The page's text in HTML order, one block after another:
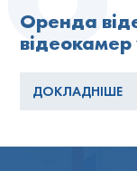
Оренда
відеокамер
ДОКЛАДНІШЕ